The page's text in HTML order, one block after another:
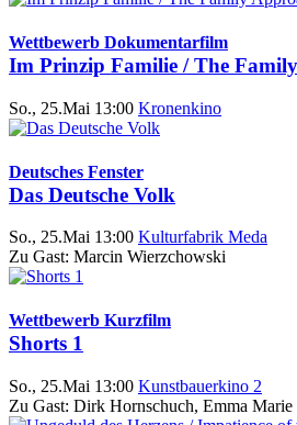
Wettbewerb Dokumentarfilm
Im Prinzip Familie / The
So., 25.Mai 13:00 Kronenkino
Deutsches Fenster
Das Deutsche Volk
So., 25.Mai 13:00 Kulturfabrik Meda
Zu Gast: Marcin Wierzchowski
Wettbewerb Kurzfilm
Shorts 1
So., 25.Mai 13:00 Kunstbauerkino 2
Zu Gast: Dirk Hornschuch, Emma